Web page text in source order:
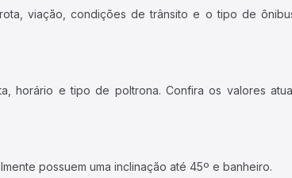
viação, condições de trânsito e o tipo de
horário e tipo de poltrona. Confira os valores
possuem uma inclinação até 45º e banheiro.